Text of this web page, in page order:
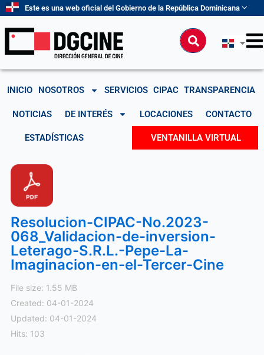
contenido
Este es una web oficial del Gobierno de la República Dominicana
Buscar
INICIO NOSOTROS SERVICIOS CIPAC TRANSPARENCIA
NOTICIAS DE INTERÉS LOCACIONES CONTACTO
ESTADÍSTICAS VENTANILLA VIRTUAL
Resolucion-CIPAC-No.2023-
068_Validacion-de-inversion-
Leterago-S.R.L.-Pepe-La-
Imaginacion-en-el-Tercer-Cine
File size: 1.55 MB
Created: 04-01-2024
Updated: 04-01-2024
Hits: 103